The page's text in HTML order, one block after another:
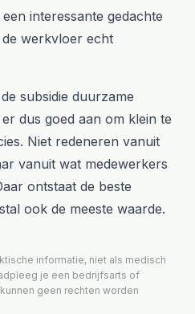
interessante gedachte
werkvloer echt
subsidie duurzame
dus goed aan om klein te
Niet redeneren vanuit
vanuit wat medewerkers
ontstaat de beste
ook de meeste waarde.
informatie, niet als medisch
je een bedrijfsarts of
geen rechten worden